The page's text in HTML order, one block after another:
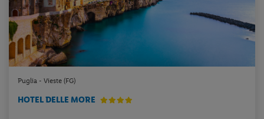
Puglia - Vieste (FG)
HOTEL DELLE MORE